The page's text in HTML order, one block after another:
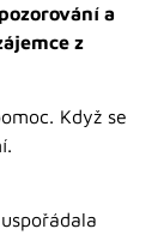
a
z
Když se